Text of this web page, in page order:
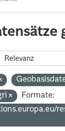
Formate: